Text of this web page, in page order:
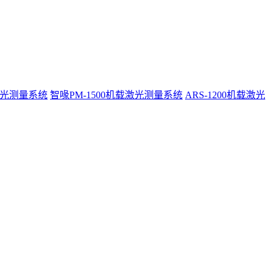
测量系统 智喙PM-1500机载激光测量系统 ARS-1200机载激光